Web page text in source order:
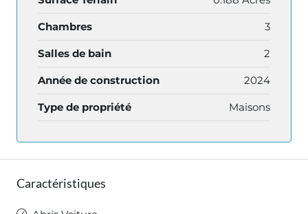
Chambres 3
Salles de bain 2
Année de construction 2024
Type de propriété Maisons
Caractéristiques